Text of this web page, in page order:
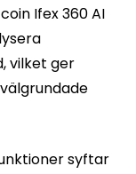
Ifex 360 AI
vilket ger
syftar